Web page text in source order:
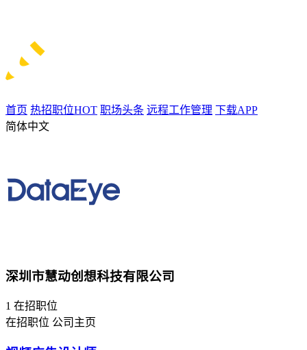
首页 热招职位HOT 职场头条 远程工作管理 下载APP
简体中文
深圳市慧动创想科技有限公司
1 在招职位
在招职位 公司主页